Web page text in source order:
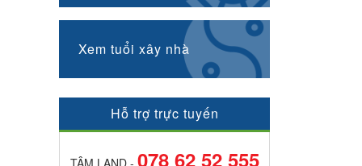
Xem tuổi xây nhà
Hỗ trợ trực tuyến
TÂM LAND - 078 62 52 555